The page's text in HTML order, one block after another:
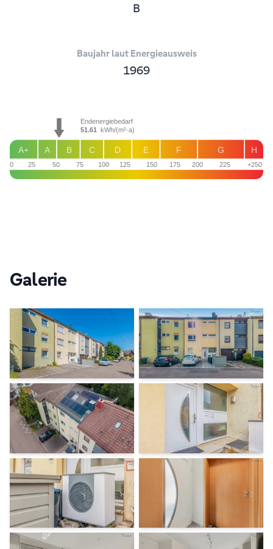
B
Baujahr laut Energieausweis
1969
0 25 50 75 100 125 150 175 200 225 +250
H
G
F
E
D
C
B
A
A+
Endenergiebedarf
51.61 kWh/(m²·a)
Galerie